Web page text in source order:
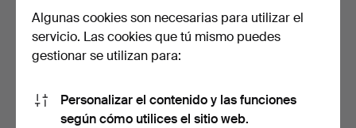
Pla…
Subastado 22 feb 2025
17 pujas
101 USD
Subastado 6 feb 2025
20 pujas
Algunas cookies son necesarias para utilizar el
servicio. Las cookies que tú mismo puedes
gestionar se utilizan para:
Personalizar el contenido y las funciones
según cómo utilices el sitio web.